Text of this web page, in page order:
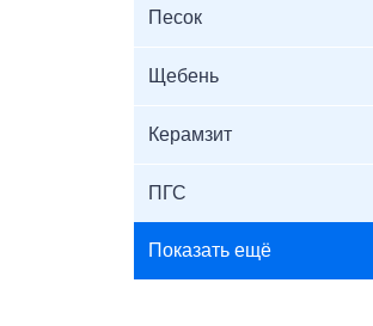
Песок
Щебень
Керамзит
ПГС
Показать ещё